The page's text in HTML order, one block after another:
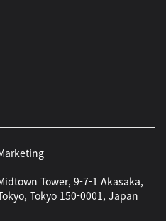
Tower, 9-7-1 Akasaka,
Tokyo 150-0001, Japan